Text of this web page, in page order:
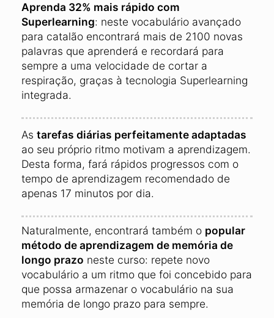
Aprenda 32% mais rápido com
Superlearning: neste vocabulário avançado
para catalão encontrará mais de 2100 novas
palavras que aprenderá e recordará para
sempre a uma velocidade de cortar a
respiração, graças à tecnologia Superlearning
integrada.
As tarefas diárias perfeitamente adaptadas
ao seu próprio ritmo motivam a aprendizagem.
Desta forma, fará rápidos progressos com o
tempo de aprendizagem recomendado de
apenas 17 minutos por dia.
Naturalmente, encontrará também o popular
método de aprendizagem de memória de
longo prazo neste curso: repete novo
vocabulário a um ritmo que foi concebido para
que possa armazenar o vocabulário na sua
memória de longo prazo para sempre.